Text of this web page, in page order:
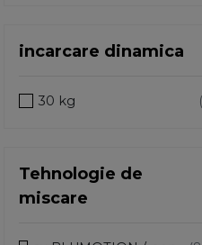
incarcare dinamica
30 kg
Tehnologie de
miscare